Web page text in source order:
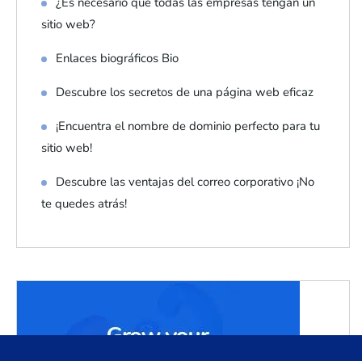
sitio web?
Enlaces biográficos Bio
Descubre los secretos de una página web eficaz
¡Encuentra el nombre de dominio perfecto para tu
sitio web!
Descubre las ventajas del correo corporativo ¡No
te quedes atrás!